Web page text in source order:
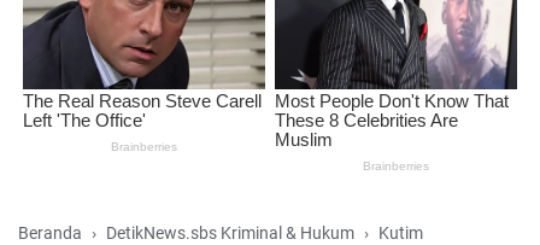
Beranda DetikNews.sbs Kriminal & Hukum Kutim